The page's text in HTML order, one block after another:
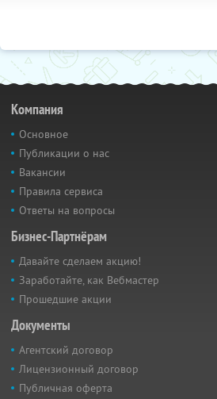
Компания
Основное
Публикации о нас
Вакансии
Правила сервиса
Ответы на вопросы
Бизнес-Партнёрам
Давайте сделаем акцию!
Заработайте, как Вебмастер
Прошедшие акции
Документы
Агентский договор
Лицензионный договор
Публичная оферта